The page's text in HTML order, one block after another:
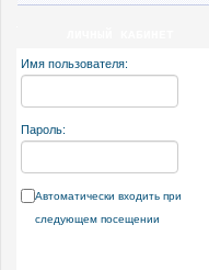
Имя пользователя:
Пароль:
Автоматически входить при
следующем посещении